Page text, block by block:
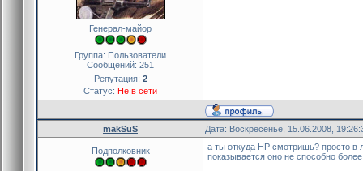
Генерал-майор
Группа: Пользователи
Сообщений: 251
Репутация: 2
Статус: Не в сети
makSuS Дата: Воскресенье, 15.06.2008,
Подполковник
а ты откуда HP смотришь? просто в
показывается оно не способно